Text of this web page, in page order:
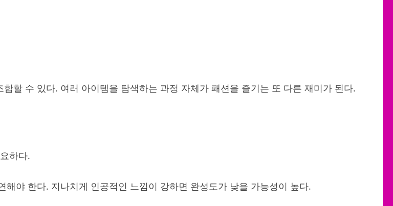
할 수 있다. 여러 아이템을 탐색하는 과정 자체가 패션을 즐기는 또 다른 재미가 된다.
하다.
해야 한다. 지나치게 인공적인 느낌이 강하면 완성도가 낮을 가능성이 높다.